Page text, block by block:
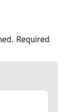
Required